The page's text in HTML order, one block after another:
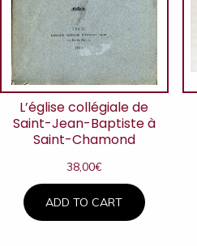
L’église collégiale de
Saint-Jean-Baptiste à
Saint-Chamond
38,00€
ADD TO CART